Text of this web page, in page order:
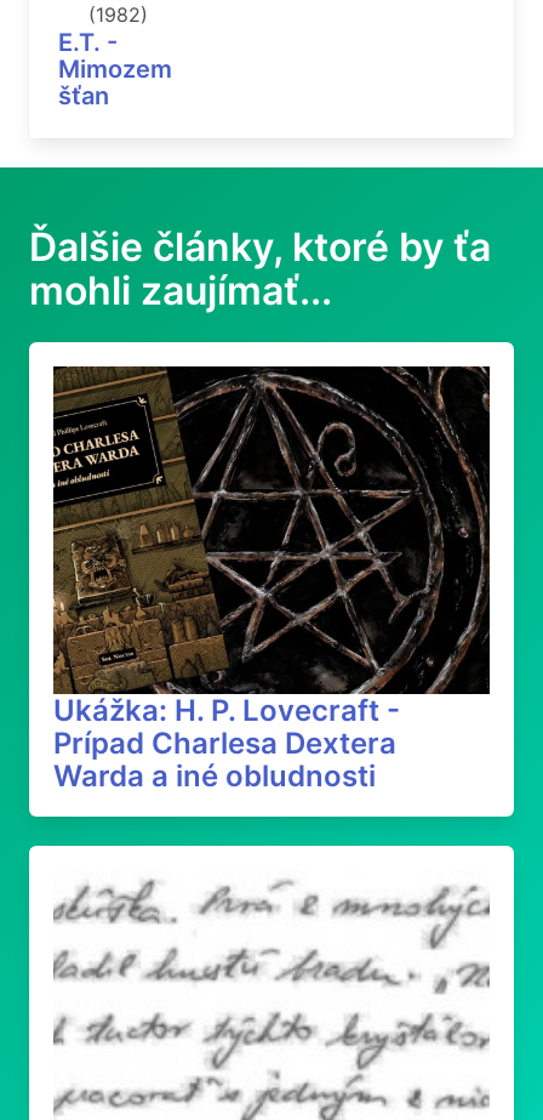
(1982)
E.T. -
Mimozem
šťan
Ďalšie články, ktoré by ťa
mohli zaujímať...
Ukážka: H. P. Lovecraft -
Prípad Charlesa Dextera
Warda a iné obludnosti